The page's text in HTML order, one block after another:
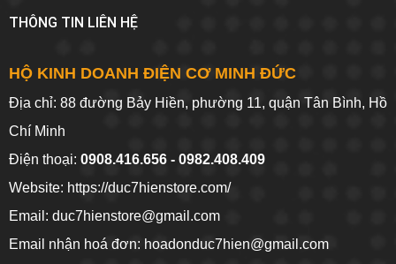
THÔNG TIN LIÊN HỆ
HỘ KINH DOANH ĐIỆN CƠ MINH ĐỨC
Địa chỉ: 88 đường Bảy Hiền, phường 11, quận Tân Bình, Hồ
Chí Minh
Điện thoại: 0908.416.656 - 0982.408.409
Website: https://duc7hienstore.com/
Email: duc7hienstore@gmail.com
Email nhận hoá đơn: hoadonduc7hien@gmail.com